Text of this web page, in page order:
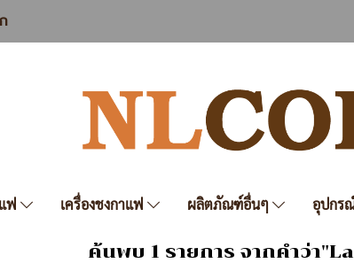
ฟ เครื่องชงกาแฟ ผลิตภัณฑ์อื่นๆ อุปกร
ค้นพบ 1 รายการ จากคำว่า